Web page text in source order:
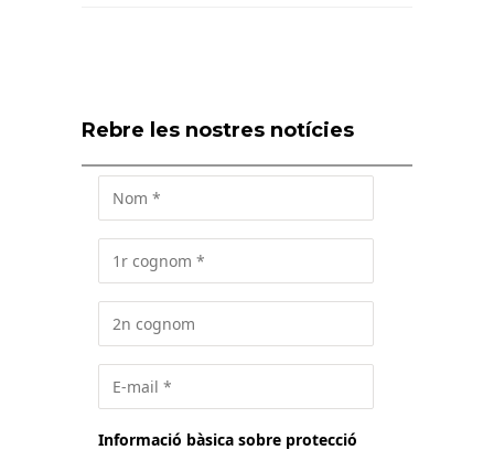
Rebre les nostres notícies
Informació bàsica sobre protecció